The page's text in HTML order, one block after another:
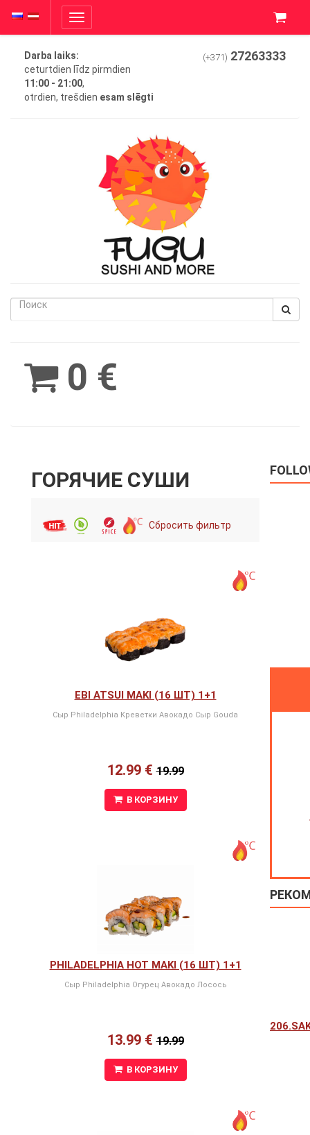
Toggle
navigation
Darba laiks:
ceturtdien līdz pirmdien
11:00 - 21:00,
otrdien, trešdien esam slēgti
(+371) 27263333
BetWest0 €
ГОРЯЧИЕ СУШИ
Сбросить фильтр
EBI ATSUI MAKI (16 ШТ) 1+1
Сыр Philadelphia Kреветки Авокадо Сыр Gouda
12.99 €19.99
В КОРЗИНУ
PHILADELPHIA HOT MAKI (16 ШТ) 1+1
Сыр Philadelphia Огурец Авокадо Лосось
13.99 €19.99
В КОРЗИНУ